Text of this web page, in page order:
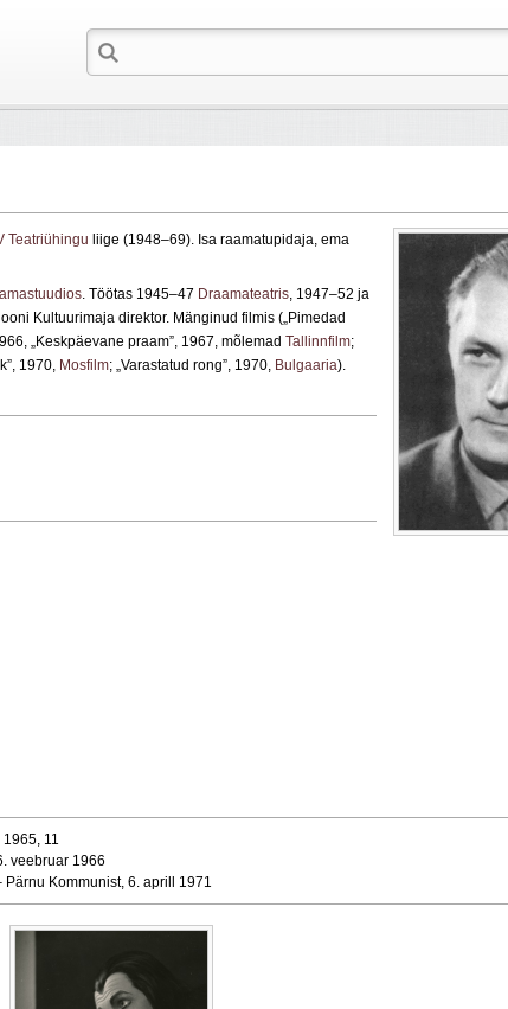
Teatriühingu liige (1948–69). Isa raamatupidaja, ema
. Töötas 1945–47 Draamateatris, 1947–52 ja
Kultuurimaja direktor. Mänginud filmis („Pimedad
„Keskpäevane praam”, 1967, mõlemad Tallinnfilm;
1970, Mosfilm; „Varastatud rong”, 1970, Bulgaaria).
11
veebruar 1966
Pärnu Kommunist, 6. aprill 1971